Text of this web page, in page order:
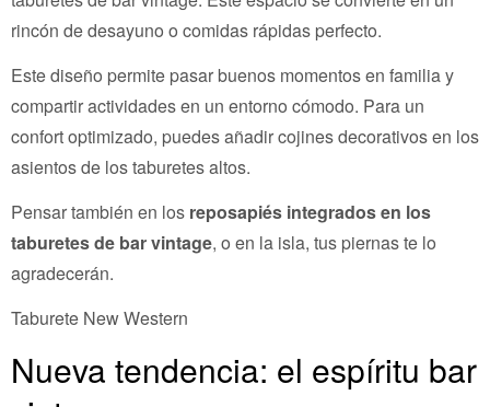
rincón de desayuno o comidas rápidas perfecto.
Este diseño permite pasar buenos momentos en familia y
compartir actividades en un entorno cómodo. Para un
confort optimizado, puedes añadir cojines decorativos en los
asientos de los taburetes altos.
Pensar también en los reposapiés integrados en los
taburetes de bar vintage, o en la isla, tus piernas te lo
agradecerán.
Taburete New Western
Nueva tendencia: el espíritu bar